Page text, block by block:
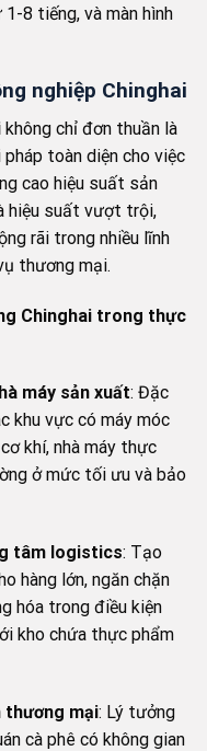
8 tiếng, và màn hình
nghiệp Chinghai
không chỉ đơn thuần là
toàn diện cho việc
cao hiệu suất sản
hiệu suất vượt trội,
rãi trong nhiều lĩnh
thương mại.
Chinghai trong thực
máy sản xuất: Đặc
khu vực có máy móc
khí, nhà máy thực
ở mức tối ưu và bảo
tâm logistics: Tạo
hàng lớn, ngăn chặn
hóa trong điều kiện
kho chứa thực phẩm
thương mại: Lý tưởng
cà phê có không gian